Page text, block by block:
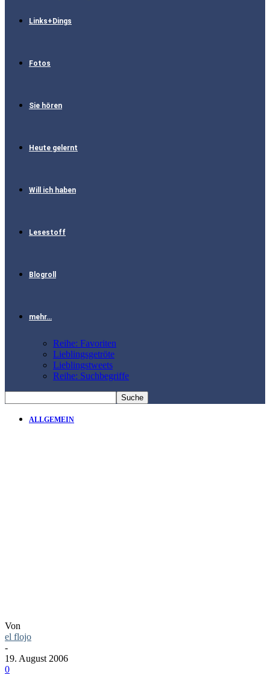
Links+Dings
Fotos
Sie hören
Heute gelernt
Will ich haben
Lesestoff
Blogroll
mehr…
Reihe: Favoriten
Lieblingsgetröte
Lieblingstweets
Reihe: Suchbegriffe
ALLGEMEIN
Von
el flojo
-
19. August 2006
0